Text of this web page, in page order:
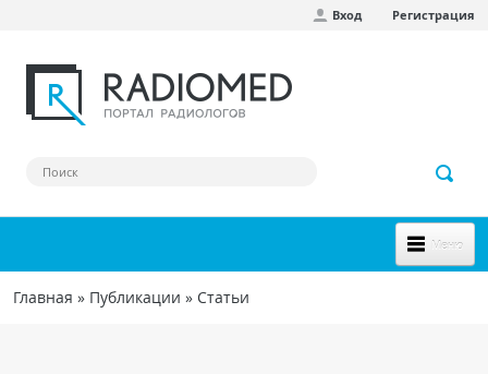
Вход Регистрация
Меню
НОВОЕ НА САЙТЕ
Вы здесь
Главная » Публикации » Статьи